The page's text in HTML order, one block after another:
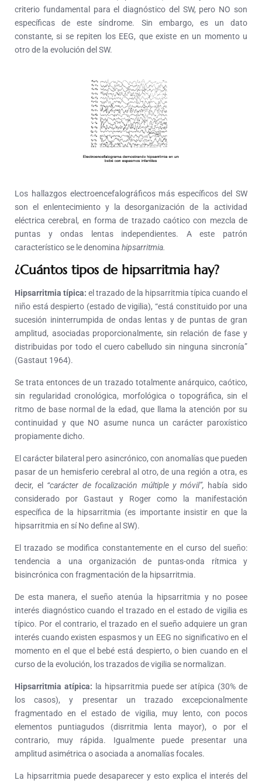
criterio fundamental para el diagnóstico del SW, pero NO son
específicas de este síndrome. Sin embargo, es un dato
constante, si se repiten los EEG, que existe en un momento u
otro de la evolución del SW.
Los hallazgos electroencefalográficos más específicos del SW
son el enlentecimiento y la desorganización de la actividad
eléctrica cerebral, en forma de trazado caótico con mezcla de
puntas y ondas lentas independientes. A este patrón
característico se le denomina hipsarritmia.
¿Cuántos tipos de hipsarritmia hay?
Hipsarritmia típica: el trazado de la hipsarritmia típica cuando el
niño está despierto (estado de vigilia), “está constituido por una
sucesión ininterrumpida de ondas lentas y de puntas de gran
amplitud, asociadas proporcionalmente, sin relación de fase y
distribuidas por todo el cuero cabelludo sin ninguna sincronía”
(Gastaut 1964).
Se trata entonces de un trazado totalmente anárquico, caótico,
sin regularidad cronológica, morfológica o topográfica, sin el
ritmo de base normal de la edad, que llama la atención por su
continuidad y que NO asume nunca un carácter paroxístico
propiamente dicho.
El carácter bilateral pero asincrónico, con anomalías que pueden
pasar de un hemisferio cerebral al otro, de una región a otra, es
decir, el “carácter de focalización múltiple y móvil”, había sido
considerado por Gastaut y Roger como la manifestación
específica de la hipsarritmia (es importante insistir en que la
hipsarritmia en sí No define al SW).
El trazado se modifica constantemente en el curso del sueño:
tendencia a una organización de puntas-onda rítmica y
bisincrónica con fragmentación de la hipsarritmia.
De esta manera, el sueño atenúa la hipsarritmia y no posee
interés diagnóstico cuando el trazado en el estado de vigilia es
típico. Por el contrario, el trazado en el sueño adquiere un gran
interés cuando existen espasmos y un EEG no significativo en el
momento en el que el bebé está despierto, o bien cuando en el
curso de la evolución, los trazados de vigilia se normalizan.
Hipsarritmia atípica: la hipsarritmia puede ser atípica (30% de
los casos), y presentar un trazado excepcionalmente
fragmentado en el estado de vigilia, muy lento, con pocos
elementos puntiagudos (disrritmia lenta mayor), o por el
contrario, muy rápida. Igualmente puede presentar una
amplitud asimétrica o asociada a anomalías focales.
La hipsarritmia puede desaparecer y esto explica el interés del